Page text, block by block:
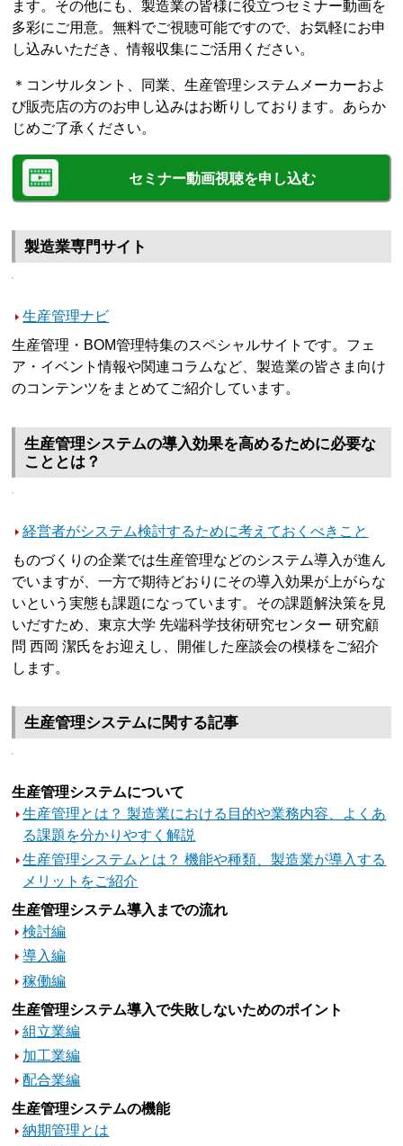
ます。その他にも、製造業の皆様に役立つセミナー動画を
多彩にご用意。無料でご視聴可能ですので、お気軽にお申
し込みいただき、情報収集にご活用ください。
＊コンサルタント、同業、生産管理システムメーカーおよ
び販売店の方のお申し込みはお断りしております。あらか
じめご了承ください。
セミナー動画視聴を申し込む
製造業専門サイト
生産管理ナビ
生産管理・BOM管理特集のスペシャルサイトです。フェ
ア・イベント情報や関連コラムなど、製造業の皆さま向け
のコンテンツをまとめてご紹介しています。
生産管理システムの導入効果を高めるために必要な
こととは？
経営者がシステム検討するために考えておくべきこと
ものづくりの企業では生産管理などのシステム導入が進ん
でいますが、一方で期待どおりにその導入効果が上がらな
いという実態も課題になっています。その課題解決策を見
いだすため、東京大学 先端科学技術研究センター 研究顧
問 西岡 潔氏をお迎えし、開催した座談会の模様をご紹介
します。
生産管理システムに関する記事
生産管理システムについて
生産管理とは？ 製造業における目的や業務内容、よくあ
る課題を分かりやすく解説
生産管理システムとは？ 機能や種類、製造業が導入する
メリットをご紹介
生産管理システム導入までの流れ
検討編
導入編
稼働編
生産管理システム導入で失敗しないためのポイント
組立業編
加工業編
配合業編
生産管理システムの機能
納期管理とは